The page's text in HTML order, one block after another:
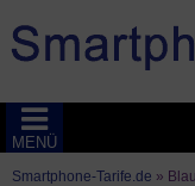
MENÜ
Smartphone-Tarife.de »